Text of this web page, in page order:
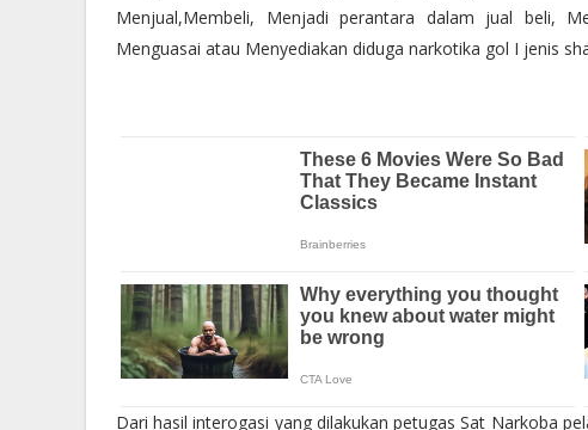
Menjual,Membeli, Menjadi perantara dalam jual beli,
Menguasai atau Menyediakan diduga narkotika gol I jenis
Dari hasil interogasi yang dilakukan petugas Sat Narkoba